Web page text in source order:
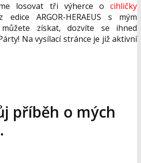
losovat tři výherce o cihličky
edice ARGOR-HERAEUS s mým
získat, dozvíte se ihned
Na vysílací stránce je již aktivní
příběh o mých